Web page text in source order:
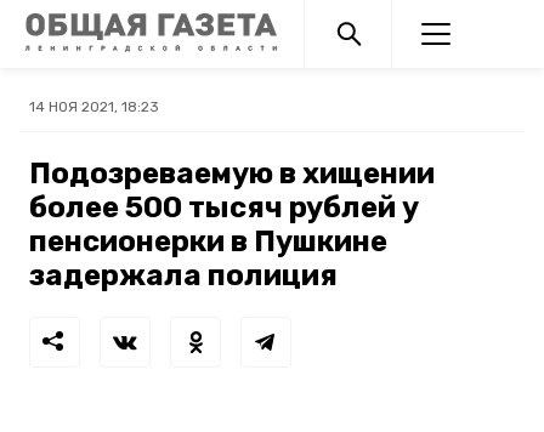
14 НОЯ 2021, 18:23
Подозреваемую в хищении
более 500 тысяч рублей у
пенсионерки в Пушкине
задержала полиция